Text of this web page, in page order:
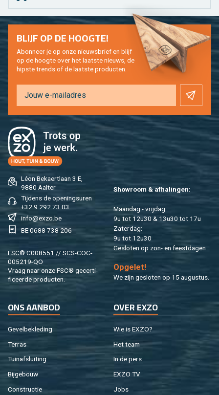
Léon Be­kaert­laan 3 E,
9880 Aal­ter
Tij­dens de ope­nings­uren
+32 9 292 73 03
info@​exzo.​be
BE 0688 738 206
FSC® C008551 // SCS-COC-
005219-QO
Vraag naar onze FSC® ge­cer­ti­
fi­ceer­de pro­duc­ten.
Show­room & af­ha­lin­gen:
Maan­dag - vrij­dag:
9u tot 12u30 & 13u30 tot 17u
Za­ter­dag:
9u tot 12u30
Ge­slo­ten op zon- en feest­da­gen
Op­ge­let!
We zijn ge­slo­ten op 15 au­gus­tus.
BLIJF OP DE HOOG­TE!
Abon­neer je op onze nieuws­brief en blijf
op de hoog­te over het laat­ste nieuws, de
hip­s­te trends of de laat­ste pro­duc­ten.
ONS AAN­BOD
Ge­vel­be­kle­ding
Ter­ras
Tuin­af­slui­ting
Bij­ge­bouw
Con­struc­tie
OVER EXZO
Wie is EXZO?
Het team
In de pers
EXZO TV
Jobs